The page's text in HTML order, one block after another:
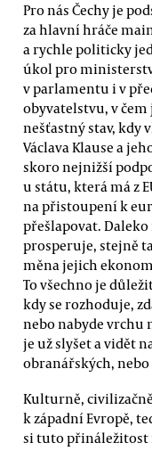
Pro nás Čechy je
za hlavní hráče
a rychle politicky
úkol pro
v parlamentu i v
obyvatelstvu, v
nešťastný stav,
Václava Klause a
skoro nejnižší
u státu, která má z
na přistoupení k
přešlapovat.
prosperuje, stejně
měna jejich
To všechno je
kdy se rozhoduje,
nebo nabyde vrchu
je už slyšet a vidět
obranářských,
Kulturně,
k západní Evropě,
si tuto přináležitost